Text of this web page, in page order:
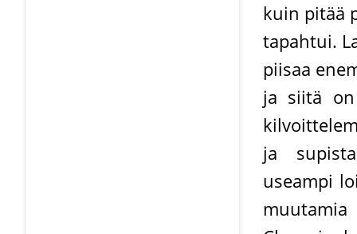
kuin pitää
tapahtui.
piisaa
ja siitä on
ja
useampi